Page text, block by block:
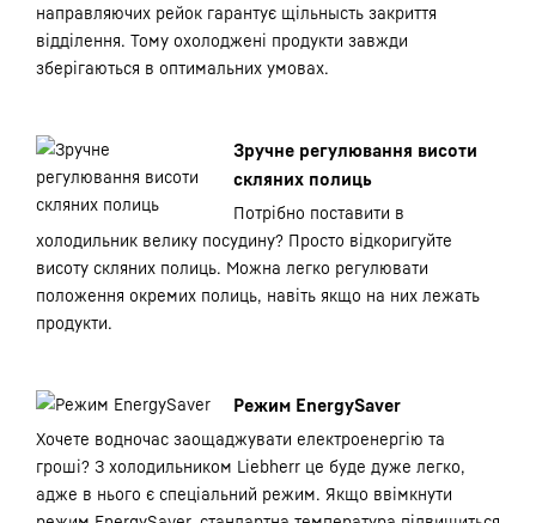
направляючих рейок гарантує щільнысть закриття
відділення. Тому охолоджені продукти завжди
зберігаються в оптимальних умовах.
Зручне регулювання висоти
скляних полиць
Потрібно поставити в
холодильник велику посудину? Просто відкоригуйте
висоту скляних полиць. Можна легко регулювати
положення окремих полиць, навіть якщо на них лежать
продукти.
Режим EnergySaver
Хочете водночас заощаджувати електроенергію та
гроші? З холодильником Liebherr це буде дуже легко,
адже в нього є спеціальний режим. Якщо ввімкнути